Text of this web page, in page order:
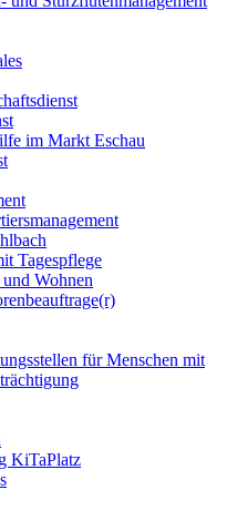
im Markt Eschau
Tagespflege
Wohnen
für Menschen mit
KiTaPlatz